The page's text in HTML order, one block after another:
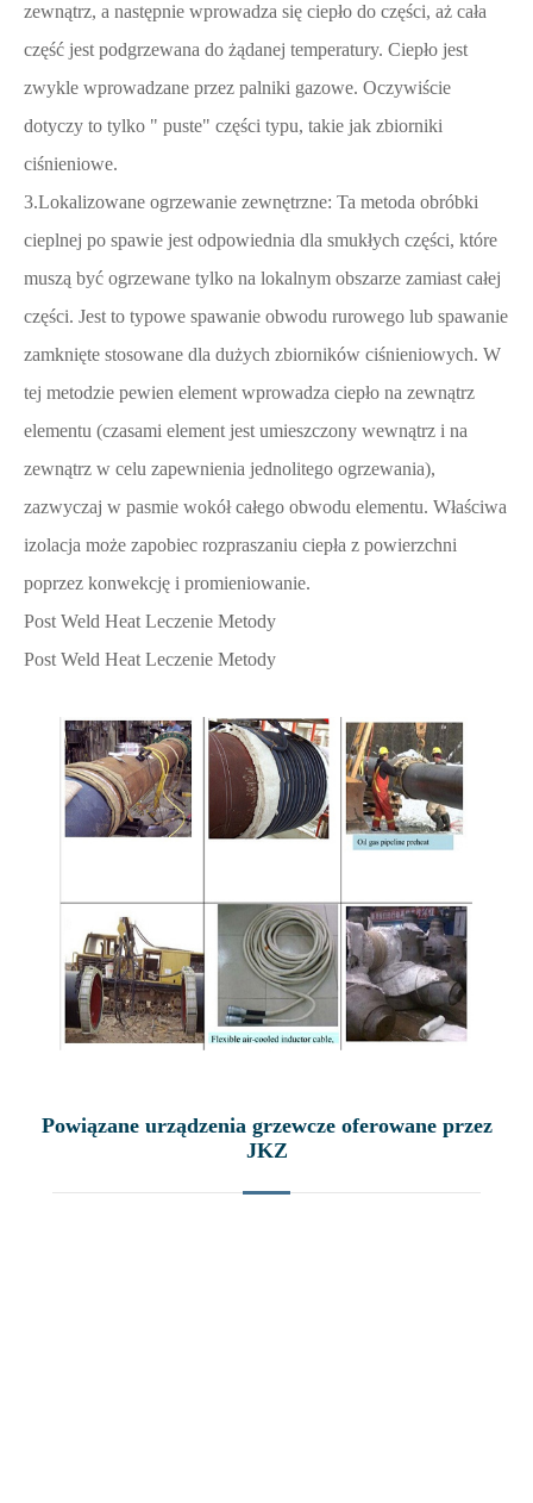
zewnątrz, a następnie wprowadza się ciepło do części, aż cała
część jest podgrzewana do żądanej temperatury. Ciepło jest
zwykle wprowadzane przez palniki gazowe. Oczywiście
dotyczy to tylko " puste" części typu, takie jak zbiorniki
ciśnieniowe.
3.Lokalizowane ogrzewanie zewnętrzne: Ta metoda obróbki
cieplnej po spawie jest odpowiednia dla smukłych części, które
muszą być ogrzewane tylko na lokalnym obszarze zamiast całej
części. Jest to typowe spawanie obwodu rurowego lub spawanie
zamknięte stosowane dla dużych zbiorników ciśnieniowych. W
tej metodzie pewien element wprowadza ciepło na zewnątrz
elementu (czasami element jest umieszczony wewnątrz i na
zewnątrz w celu zapewnienia jednolitego ogrzewania),
zazwyczaj w pasmie wokół całego obwodu elementu. Właściwa
izolacja może zapobiec rozpraszaniu ciepła z powierzchni
poprzez konwekcję i promieniowanie.
Post Weld Heat Leczenie Metody
Post Weld Heat Leczenie Metody
Powiązane urządzenia grzewcze oferowane przez
JKZ